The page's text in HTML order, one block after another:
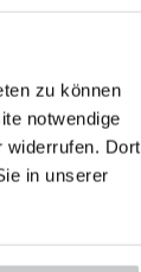
zu können
notwendige
widerrufen. Dort
in unserer